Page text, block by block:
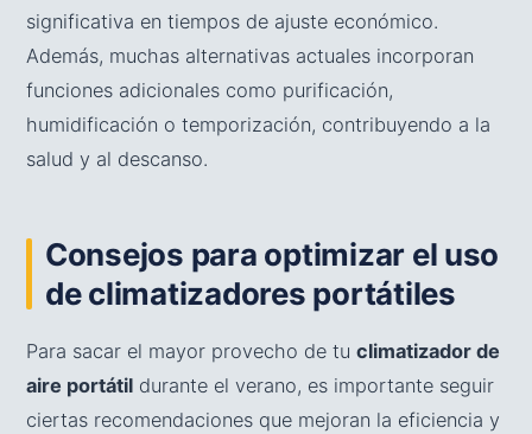
significativa en tiempos de ajuste económico.
Además, muchas alternativas actuales incorporan
funciones adicionales como purificación,
humidificación o temporización, contribuyendo a la
salud y al descanso.
Consejos para optimizar el uso
de climatizadores portátiles
Para sacar el mayor provecho de tu climatizador de
aire portátil durante el verano, es importante seguir
ciertas recomendaciones que mejoran la eficiencia y